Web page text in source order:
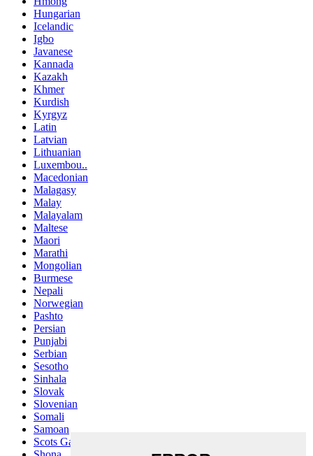
Hungarian
Icelandic
Igbo
Javanese
Kannada
Kazakh
Khmer
Kurdish
Kyrgyz
Latin
Latvian
Lithuanian
Luxembou..
Macedonian
Malagasy
Malay
Malayalam
Maltese
Maori
Marathi
Mongolian
Burmese
Nepali
Norwegian
Pashto
Persian
Punjabi
Serbian
Sesotho
Sinhala
Slovak
Slovenian
Somali
Samoan
Scots Gaelic